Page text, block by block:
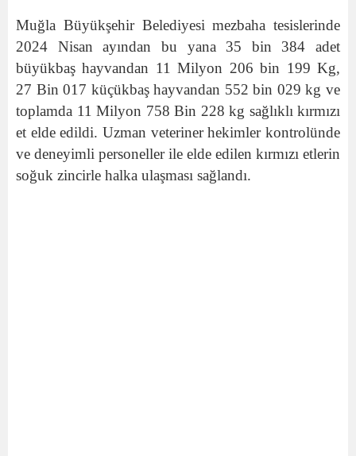
Muğla Büyükşehir Belediyesi mezbaha tesislerinde
2024 Nisan ayından bu yana 35 bin 384 adet
büyükbaş hayvandan 11 Milyon 206 bin 199 Kg,
27 Bin 017 küçükbaş hayvandan 552 bin 029 kg ve
toplamda 11 Milyon 758 Bin 228 kg sağlıklı kırmızı
et elde edildi. Uzman veteriner hekimler kontrolünde
ve deneyimli personeller ile elde edilen kırmızı etlerin
soğuk zincirle halka ulaşması sağlandı.